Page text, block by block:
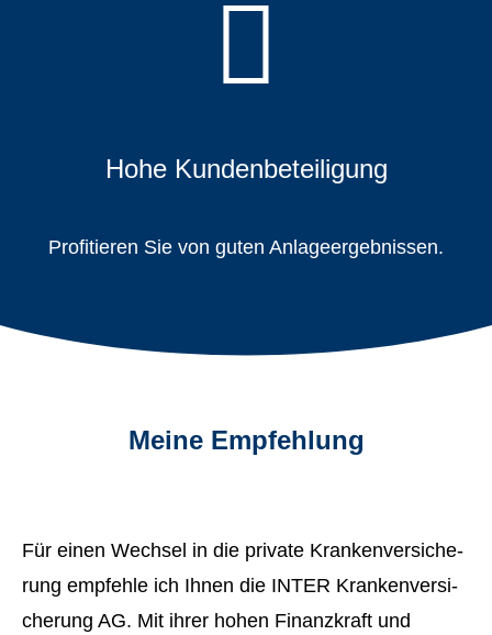
Hohe Kundenbeteiligung
Profitieren Sie von guten Anlageergebnissen.
Meine Empfehlung
Für einen Wechsel in die private Kranken­ver­si­che­
rung empfehle ich Ihnen die INTER Kranken­ver­si­
che­rung AG. Mit ihrer hohen Finanzkraft und